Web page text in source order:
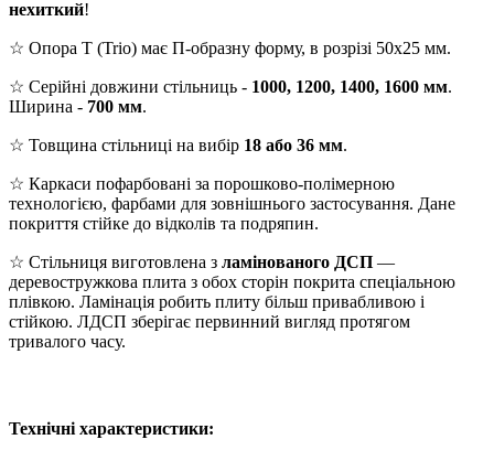
нехиткий!
☆ Опора T (Trio) має П-образну форму, в розрізі 50х25 мм.
☆ Серійні довжини стільниць - 1000, 1200, 1400, 1600 мм.
Ширина - 700 мм.
☆ Товщина стільниці на вибір 18 або 36 мм.
☆ Каркаси пофарбовані за порошково-полімерною
технологією, фарбами для зовнішнього застосування. Дане
покриття стійке до відколів та подряпин.
☆ Стільниця виготовлена з ламінованого ДСП —
деревостружкова плита з обох сторін покрита спеціальною
плівкою. Ламінація робить плиту більш привабливою і
стійкою. ЛДСП зберігає первинний вигляд протягом
тривалого часу.
Технічні характеристики: